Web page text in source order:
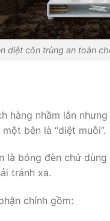
diệt côn trùng an toàn
hàng nhầm lẫn
bên là “diệt muỗi”.
bóng đèn chứ
tránh xa.
chính gồm: